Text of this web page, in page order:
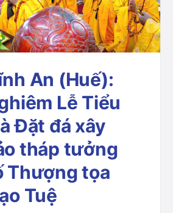
An (Huế):
Lễ Tiểu
Đặt đá xây
tháp tưởng
Thượng tọa
Tuệ